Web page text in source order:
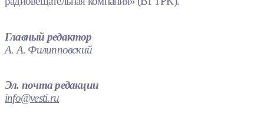
Главный редактор
А. А. Филипповский
Эл. почта редакции
info@vesti.ru